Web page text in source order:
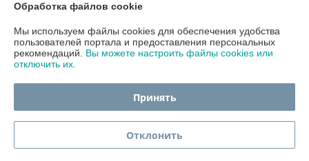
Доставка и оплата
Полная версия сайта
Обработка файлов cookie
Мы используем файлы cookies для обеспечения удобства
пользователей портала и предоставления персональных
рекомендаций. Вы можете настроить файлы cookies или
отключить их.
Принять
Отклонить